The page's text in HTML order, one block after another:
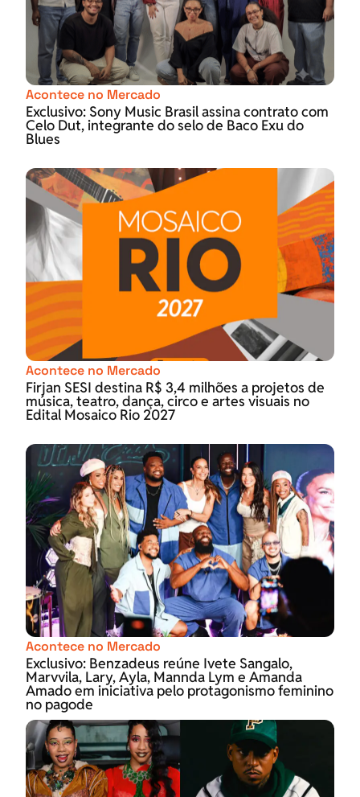
Acontece no Mercado
Exclusivo: Sony Music Brasil assina contrato com
Celo Dut, integrante do selo de Baco Exu do
Blues
Acontece no Mercado
Firjan SESI destina R$ 3,4 milhões a projetos de
música, teatro, dança, circo e artes visuais no
Edital Mosaico Rio 2027
Acontece no Mercado
Exclusivo: Benzadeus reúne Ivete Sangalo,
Marvvila, Lary, Ayla, Mannda Lym e Amanda
Amado em iniciativa pelo protagonismo feminino
no pagode